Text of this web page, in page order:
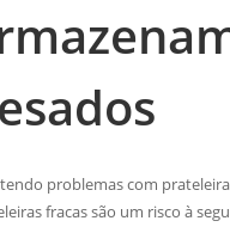
tendo problemas com
fracas são um risco à